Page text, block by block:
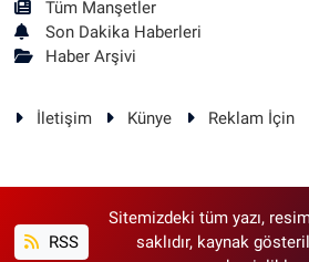
Tüm Manşetler
Son Dakika Haberleri
Haber Arşivi
İletişim Künye Reklam İçin
RSS
Sitemizdeki tüm yazı,
saklıdır, kaynak